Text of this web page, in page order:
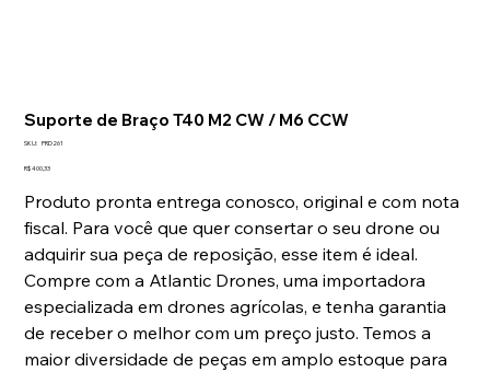
Suporte de Braço T40 M2 CW / M6 CCW
SKU: SKU
PRD261
Preço
R$ 400,33
Produto pronta entrega conosco, original e com nota
fiscal. Para você que quer consertar o seu drone ou
adquirir sua peça de reposição, esse item é ideal.
Compre com a Atlantic Drones, uma importadora
especializada em drones agrícolas, e tenha garantia
de receber o melhor com um preço justo. Temos a
maior diversidade de peças em amplo estoque para